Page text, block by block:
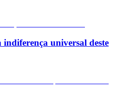
universal deste